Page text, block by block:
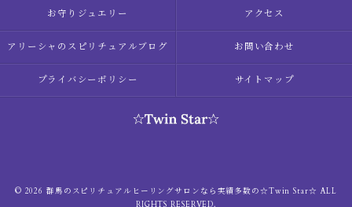
お守りジュエリー アクセス
アリーシャのスピリチュアルブログ お問い合わせ
プライバシーポリシー サイトマップ
© 2026 群馬のスピリチュアルヒーリングサロンなら実績多数の☆Twin Star☆ ALL
RIGHTS RESERVED.